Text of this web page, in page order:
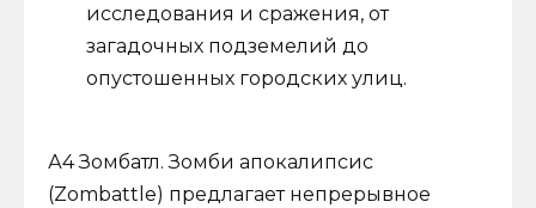
исследования и сражения, от
загадочных подземелий до
опустошенных городских улиц.
А4 Зомбатл. Зомби апокалипсис
(Zombattle) предлагает непрерывное